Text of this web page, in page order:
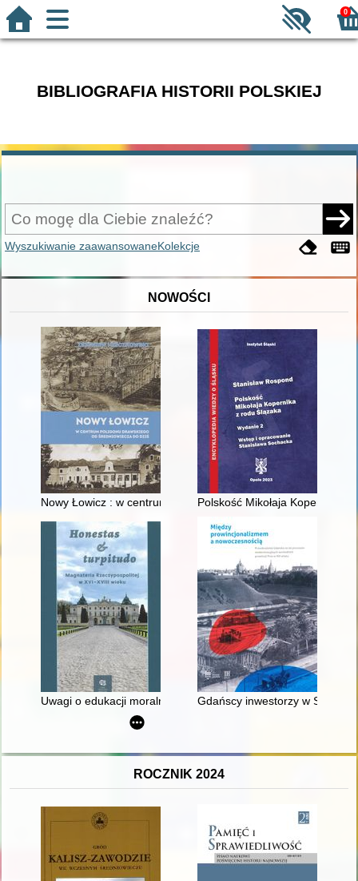
0
BIBLIOGRAFIA HISTORII POLSKIEJ
Wyszukiwanie zaawansowaneKolekcje
NOWOŚCI
Nowy Łowicz : w centrum poligonu drawskiego od
Polskość Mikołaja Kopernika z
Uwagi o edukacji moralnej synów szlacheckich w XVI-
Gdańscy inwestorzy w
ROCZNIK 2024